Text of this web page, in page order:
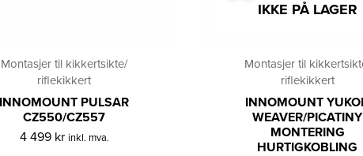
Montasjer til kikkertsikte/
riflekikkert
INNOMOUNT PULSAR
CZ550/CZ557
4 499 kr inkl. mva.
IKKE PÅ LAGER
Montasjer til
riflekikkert
INNOMOUNT
WEAVER/PICATINY
MONTERING
HURTIGKOBLING